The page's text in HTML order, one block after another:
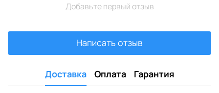
Добавьте первый отзыв
Написать отзыв
Доставка Оплата Гарантия